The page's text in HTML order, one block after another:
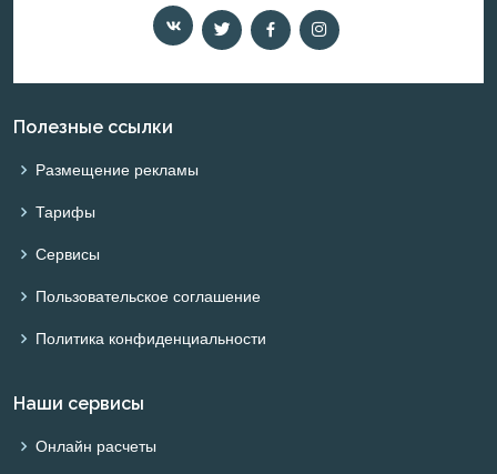
Полезные ссылки
Размещение рекламы
Тарифы
Сервисы
Пользовательское соглашение
Политика конфиденциальности
Наши сервисы
Онлайн расчеты